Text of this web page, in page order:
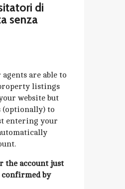
di
senza
are able to
listings
website but
(optionally) to
entering your
the account just
confirmed by